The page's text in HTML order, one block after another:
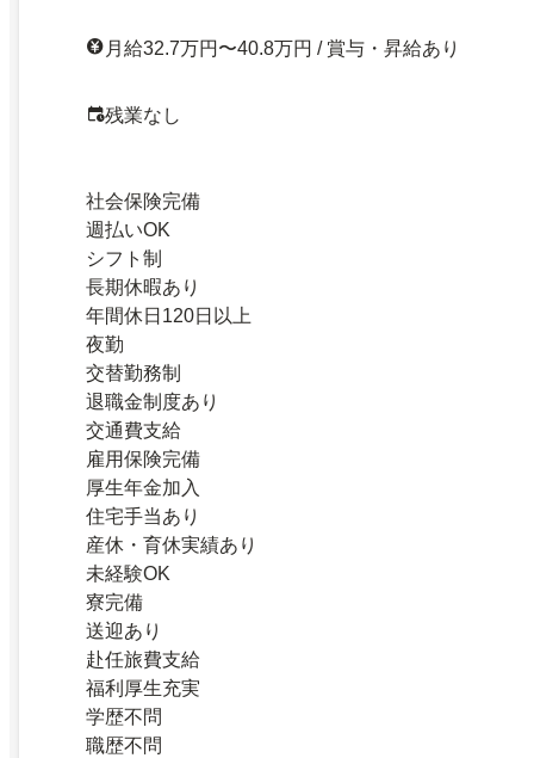
月給32.7万円〜40.8万円 / 賞与・昇給あり
残業なし
社会保険完備
週払いOK
シフト制
長期休暇あり
年間休日120日以上
夜勤
交替勤務制
退職金制度あり
交通費支給
雇用保険完備
厚生年金加入
住宅手当あり
産休・育休実績あり
未経験OK
寮完備
送迎あり
赴任旅費支給
福利厚生充実
学歴不問
職歴不問